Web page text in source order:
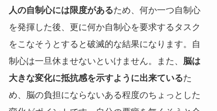
人の自制心には限度があるため、何か一つ自制心
を発揮した後、更に何か自制心を要求するタスク
をこなそうとすると破滅的な結果になります。自
制心は一旦休ませないといけません。また、 脳は
大きな変化に抵抗感を示すように出来ているた
め、脳の負担にならないある程度のちょっとした